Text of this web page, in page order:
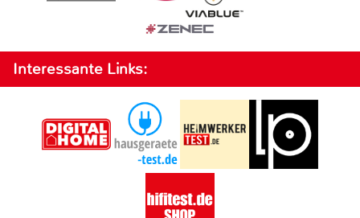
Interessante Links: